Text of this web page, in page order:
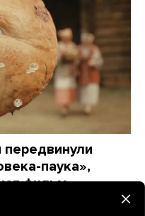
передвинули
паука»,
фильм